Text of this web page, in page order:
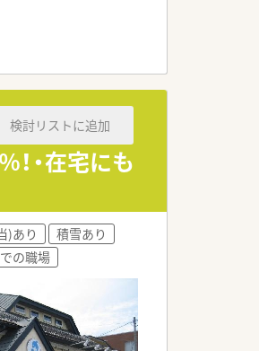
います。
一緒に考えてく
・在宅にも
検討リストに追加
)あり
積雪あり
の職場